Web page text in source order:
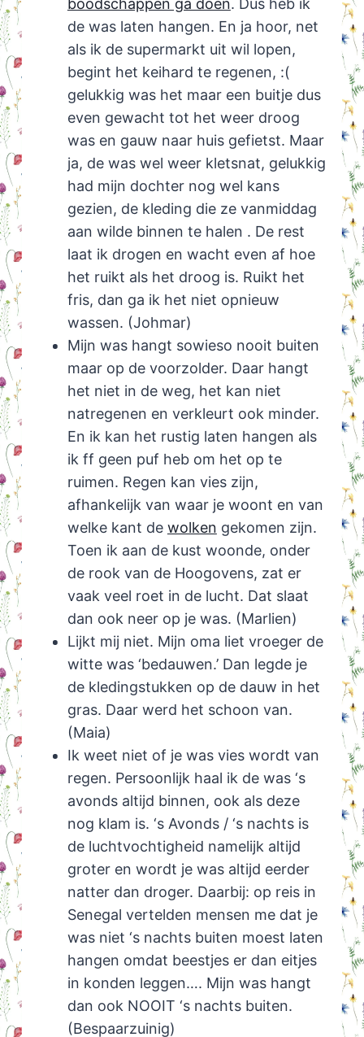
boodschappen ga doen. Dus heb ik
de was laten hangen. En ja hoor, net
als ik de supermarkt uit wil lopen,
begint het keihard te regenen, :(
gelukkig was het maar een buitje dus
even gewacht tot het weer droog
was en gauw naar huis gefietst. Maar
ja, de was wel weer kletsnat, gelukkig
had mijn dochter nog wel kans
gezien, de kleding die ze vanmiddag
aan wilde binnen te halen . De rest
laat ik drogen en wacht even af hoe
het ruikt als het droog is. Ruikt het
fris, dan ga ik het niet opnieuw
wassen. (Johmar)
Mijn was hangt sowieso nooit buiten
maar op de voorzolder. Daar hangt
het niet in de weg, het kan niet
natregenen en verkleurt ook minder.
En ik kan het rustig laten hangen als
ik ff geen puf heb om het op te
ruimen. Regen kan vies zijn,
afhankelijk van waar je woont en van
welke kant de wolken gekomen zijn.
Toen ik aan de kust woonde, onder
de rook van de Hoogovens, zat er
vaak veel roet in de lucht. Dat slaat
dan ook neer op je was. (Marlien)
Lijkt mij niet. Mijn oma liet vroeger de
witte was ‘bedauwen.’ Dan legde je
de kledingstukken op de dauw in het
gras. Daar werd het schoon van.
(Maia)
Ik weet niet of je was vies wordt van
regen. Persoonlijk haal ik de was ‘s
avonds altijd binnen, ook als deze
nog klam is. ‘s Avonds / ‘s nachts is
de luchtvochtigheid namelijk altijd
groter en wordt je was altijd eerder
natter dan droger. Daarbij: op reis in
Senegal vertelden mensen me dat je
was niet ‘s nachts buiten moest laten
hangen omdat beestjes er dan eitjes
in konden leggen…. Mijn was hangt
dan ook NOOIT ‘s nachts buiten.
(Bespaarzuinig)